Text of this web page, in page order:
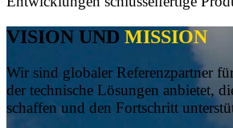
VISION UND MISSION
Wir sind globaler Referenzpartner
der technische Lösungen anbietet,
schaffen und den Fortschritt